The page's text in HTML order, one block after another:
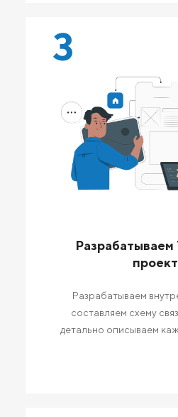
3
Разрабатываем
Разрабатываем
составляем схему
детально описываем